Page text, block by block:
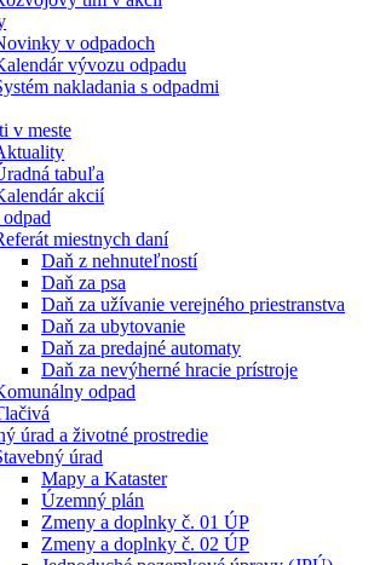
v odpadoch
vývozu odpadu
nakladania s odpadmi
v meste
tabuľa
akcií
miestnych daní
Daň z nehnuteľností
Daň za psa
Daň za užívanie verejného priestranstva
Daň za ubytovanie
Daň za predajné automaty
Daň za nevýherné hracie prístroje
odpad
úrad a životné prostredie
úrad
Mapy a Kataster
Územný plán
Zmeny a doplnky č. 01 ÚP
Zmeny a doplnky č. 02 ÚP